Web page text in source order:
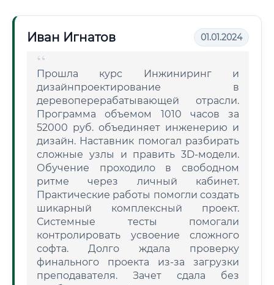
Иван Игнатов 01.01.2024
Прошла курс Инжиниринг и
дизайнпроектирование в
деревоперерабатывающей отрасли.
Программа объемом 1010 часов за
52000 руб. объединяет инженерию и
дизайн. Наставник помогал разбирать
сложные узлы и править 3D-модели.
Обучение проходило в свободном
ритме через личный кабинет.
Практические работы помогли создать
шикарный комплексный проект.
Системные тесты помогали
контролировать усвоение сложного
софта. Долго ждала проверку
финального проекта из-за загрузки
преподавателя. Зачет сдала без